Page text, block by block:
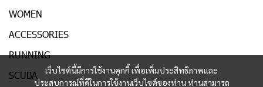
เว็บไซต์นี้มีการใช้งานคุกกี้ เพื่อเพิ่มประสิทธิภาพและ
ประสบการณ์ที่ดีในการใช้งานเว็บไซต์ของท่าน ท่านสามารถ
WOMEN
ACCESSORIES
RUNNING
SCUBA